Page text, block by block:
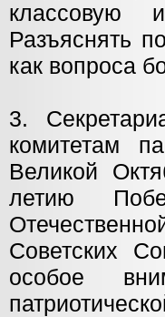
классовую
Разъяснять
как вопроса
3.
комитетам
Великой
летию
Советских
особое